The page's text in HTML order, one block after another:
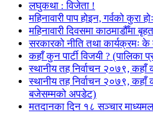
लघुकथा : विजेता !
महिनावारी पाप होइन, गर्वको कुरा
महिनावारी दिवसमा काठमाडौँमा
सरकारको नीति तथा
कहाँ कुन पार्टी विजयी ? (पालिका
स्थानीय तह निर्वाचन २०७९,
स्थानीय तह निर्वाचन २०७९,
बजेसम्मको अपडेट)
मतदानका दिन १८ सञ्चार